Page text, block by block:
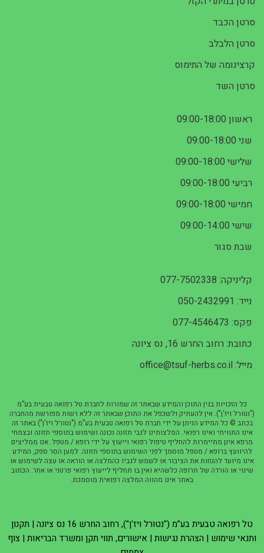
סרטן הכבד
סרטן הלבלב
קרצינומה של התימוס
סרטן השד
ראשון 09:00-18:00
שני 09:00-18:00
שלישי 09:00-18:00
רביעי 09:00-18:00
חמישי 09:00-18:00
שישי 09:00-14:00
שבת סגור
קליניקה: 077-7502338
נייד: 050-2432991
פקס: 077-4546473
כתובת: רחוב החרש 16, נס ציונה
מייל: office@tsuf-herbs.co.il
כל הזכויות בגין התוכן והמידע שבאתר זה שמורות לחברת טל רפואה טבעית בע”מ
("נטורל ויז'ן"). אין להעתיק ולשכפל את התוכן שבאתר זה ללא רשות מפורשת מהחברה
בכתב © כל המידע הניתן על ידי חברת טל רפואה טבעית בע”מ ("נטורל ויז'ן") באתר זה
אינו התוויתי ואינו רפואי. המלצותינו לגבי תזונה נכונה ושימוש בתוספי תזונה ובצמחי
מרפא אינן מתיימרות להחליף טיפול רפואי וייעוץ על ידי רופא / מטפל. אנו ממליצים
להיוועץ ברופא / מטפל מוסמך לפני השימוש בתוספי תזונה. למען הסר ספק, המידע
אינו מיועד להנחות את הציבור או לשמש לגביו כהמלצה או הוראה או עצה לשימוש או
שינוי או הורדה של תרופה כלשהיא ואין בו תחליף לייעוץ רפואי פרטני או אחר. הכתוב
באתר אינו מהווה המלצה רפואית מוסמכת.
טל רפואה טבעית בע”מ ("נטורל ויז'ן"), רחוב החרש 16 נס ציונה |
תקנון
ותנאי שימוש | הצהרת נגישות | אישורים, תווי תקן ומשרד הבריאות | צוף